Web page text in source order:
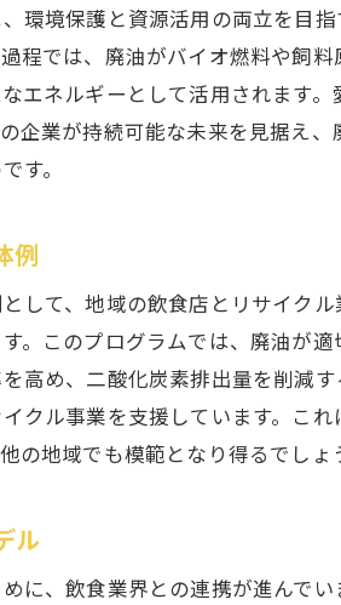
廃油回収促進のための教
廃油回収が実現する愛知県の
循環型社会における廃油
地域住民と連携した廃油
廃油を通じた環境教育
環境保護と資源活用の両立を目
程では、廃油がバイオ燃料や飼
エネルギーとして活用されます
企業が持続可能な未来を見据え
す。
例
して、地域の飲食店とリサイク
。このプログラムでは、廃油が
高め、二酸化炭素排出量を削減
クル事業を支援しています。こ
の地域でも模範となり得るでしょ
ル
に、飲食業界との連携が進んで